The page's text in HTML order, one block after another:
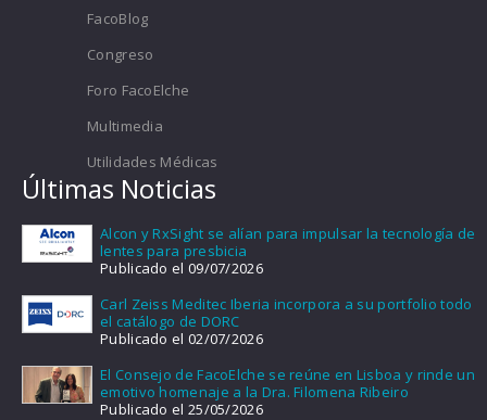
FacoBlog
Congreso
Foro FacoElche
Multimedia
Utilidades Médicas
Últimas Noticias
Alcon y RxSight se alían para impulsar la tecnología de
lentes para presbicia
Publicado el 09/07/2026
Carl Zeiss Meditec Iberia incorpora a su portfolio todo
el catálogo de DORC
Publicado el 02/07/2026
El Consejo de FacoElche se reúne en Lisboa y rinde un
emotivo homenaje a la Dra. Filomena Ribeiro
Publicado el 25/05/2026